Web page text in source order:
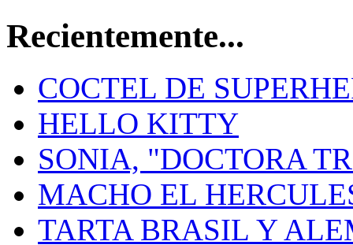
Recientemente...
COCTEL DE
HELLO KITTY
SONIA, "DOCTORA
MACHO EL
TARTA BRASIL Y